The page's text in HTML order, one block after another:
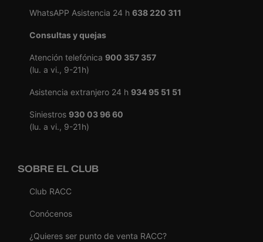
WhatsAPP Asistencia 24 h 638 220 311
Consultas y quejas
Atención telefónica 900 357 357
(lu. a vi., 9-21h)
Asistencia extranjero 24 h 934 95 51 51
Siniestros 930 03 96 60
(lu. a vi., 9-21h)
SOBRE EL CLUB
Club RACC
Conócenos
¿Quieres ser punto de venta RACC?